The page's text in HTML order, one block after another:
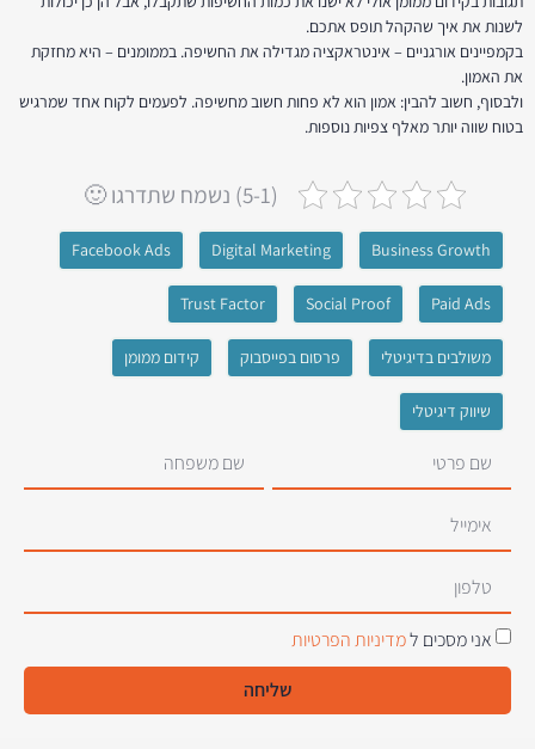
לשנות את איך שהקהל תופס אתכם.
בקמפיינים אורגניים – אינטראקציה מגדילה את החשיפה. בממומנים – היא מחזקת
את האמון.
ולבסוף, חשוב להבין: אמון הוא לא פחות חשוב מחשיפה. לפעמים לקוח אחד שמרגיש
בטוח שווה יותר מאלף צפיות נוספות.
(5-1) נשמח שתדרגו 🙂
Business Growth
Digital Marketing
Facebook Ads
Paid Ads
Social Proof
Trust Factor
משולבים בדיגיטלי פרסום בפייסבוק קידום ממומן
שיווק דיגיטלי
אני מסכים למדיניות הפרטיות
שליחה